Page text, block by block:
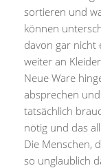
sortieren und
können
davon gar nicht
weiter an
Neue Ware
absprechen
tatsächlich
nötig und das
Die Menschen,
so unglaublich